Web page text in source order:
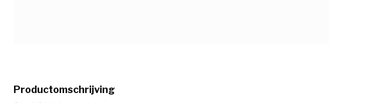
Productomschrijving